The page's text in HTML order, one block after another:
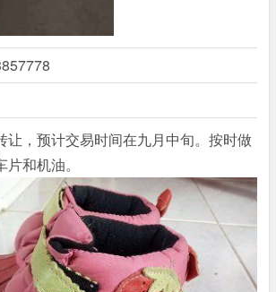
让，预计交易时间在九月中旬。按时做
和机油。